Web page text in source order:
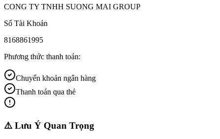
CONG TY TNHH SUONG MAI GROUP
Số Tài Khoản
8168861995
Phương thức thanh toán:
Chuyển khoản ngân hàng
Thanh toán qua thẻ
⚠️ Lưu Ý Quan Trọng